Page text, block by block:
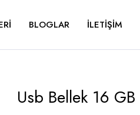
BLOGLAR İLETIŞIM
Usb Bellek 16